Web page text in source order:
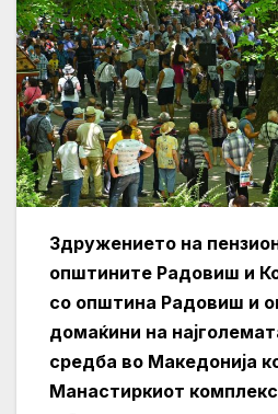
Здружението на
општините Радовиш и
со општина Радовиш и
домаќини на
средба во Македонија
Манастиркиот комплекс